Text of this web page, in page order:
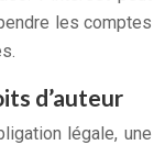
les comptes
d’auteur
légale, une